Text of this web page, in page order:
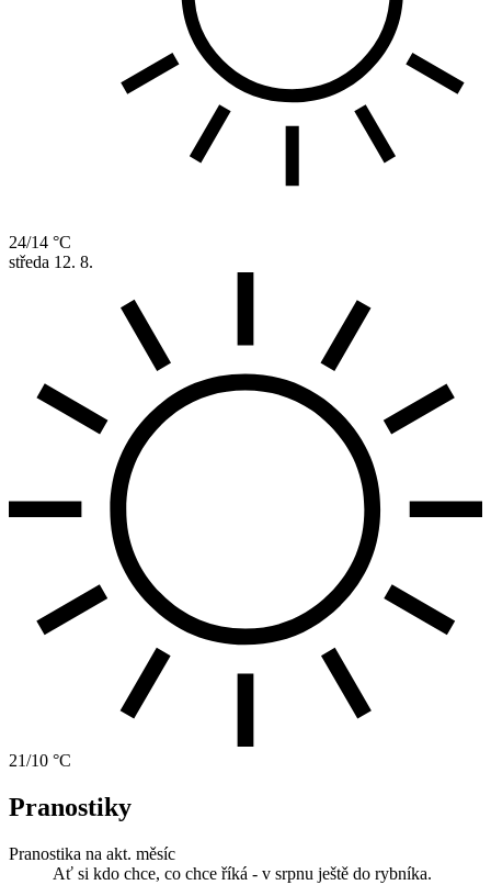
24/14 °C
středa 12. 8.
21/10 °C
Pranostiky
Pranostika na akt. měsíc
Ať si kdo chce, co chce říká - v srpnu ještě do rybníka.